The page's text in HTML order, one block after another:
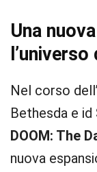
Una
Nel corso
Bethesda e
DOOM: The
nuova